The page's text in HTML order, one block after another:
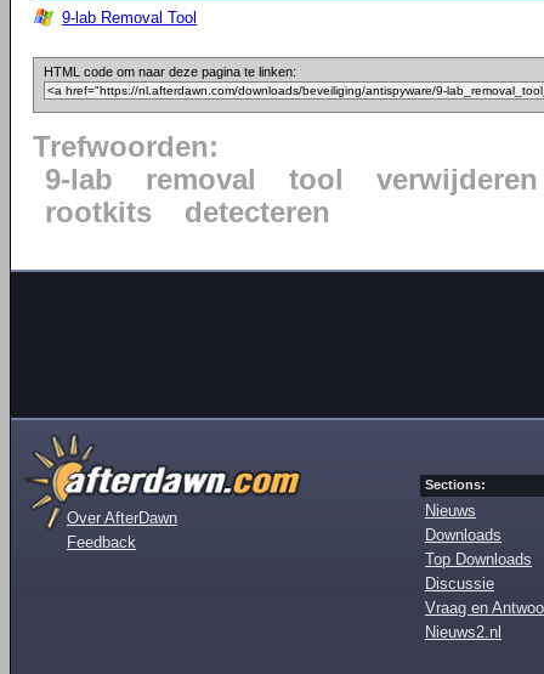
9-lab Removal Tool
HTML code om naar deze pagina te linken:
Trefwoorden:
9-lab
removal tool
verwijderen
rootkits
detecteren
Over AfterDawn
Feedback
Sections:
Nieuws
Downloads
Top Downloads
Discussie
Vraag en
Nieuws2.nl